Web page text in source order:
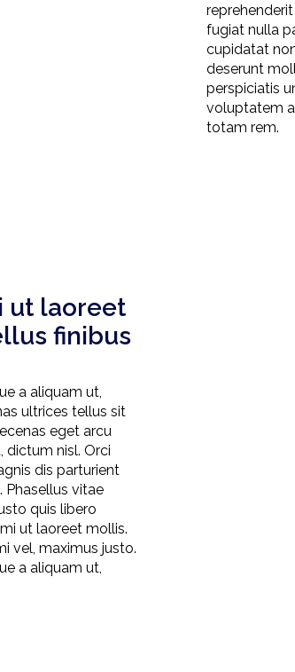
fugiat nulla
cupidatat
deserunt
perspiciatis
voluptatem
totam rem.
ut laoreet
finibus
a aliquam ut,
ultrices tellus sit
eget arcu
dictum nisl. Orci
dis parturient
Phasellus vitae
quis libero
ut laoreet mollis.
vel, maximus justo.
a aliquam ut,